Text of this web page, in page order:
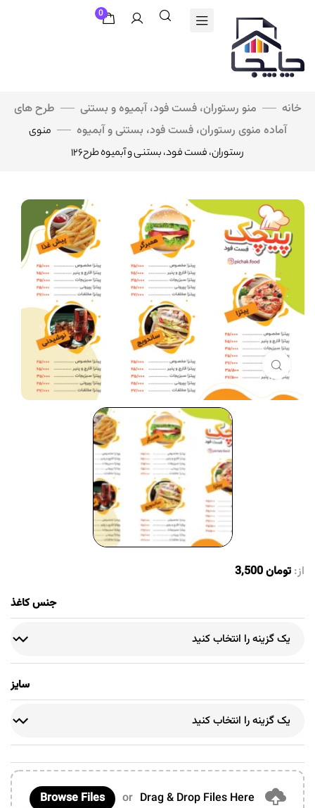
0
خانه منو رستوران، فست فود، آبمیوه و بستنی
طرح های
آماده منوی رستوران، فست فود، بستنی و آبمیوه
منوی
رستوران، فست فود، بستنی و آبمیوه طرح۱۲۶
برای بزرگنمایی کلیک کنید
از: تومان
جنس کاغذ
سایز
Drag & Drop Files Here
or
Browse Files